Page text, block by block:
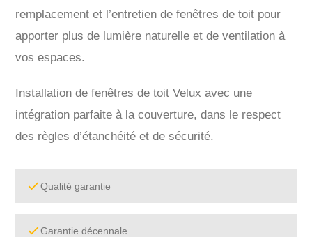
remplacement et l’entretien de fenêtres de toit pour
apporter plus de lumière naturelle et de ventilation à
vos espaces.
Installation de fenêtres de toit Velux avec une
intégration parfaite à la couverture, dans le respect
des règles d’étanchéité et de sécurité.
Qualité garantie
Garantie décennale